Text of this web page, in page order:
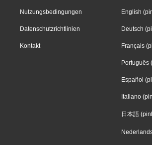
Nutzungsbedingungen
Datenschutzrichtlinien
Kontakt
English
Deutsch
Français
Português
Español
Italiano
日本語